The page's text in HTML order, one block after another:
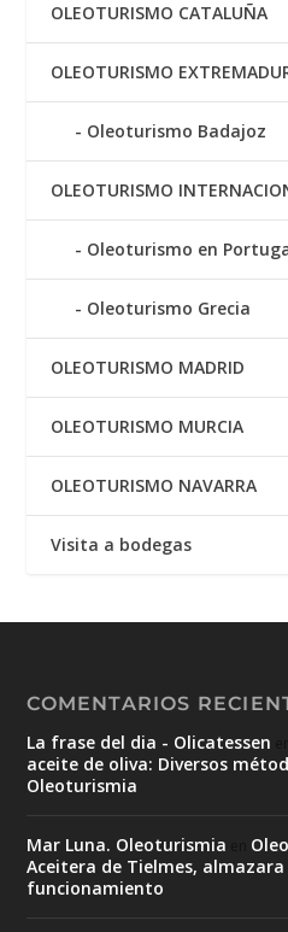
OLEOTURISMO CATALUÑA
OLEOTURISMO
Oleoturismo Badajoz
OLEOTURISMO
Oleoturismo en
Oleoturismo Grecia
OLEOTURISMO MADRID
OLEOTURISMO MURCIA
OLEOTURISMO NAVARRA
Visita a bodegas
COMENTARIOS
La frase del dia - Olicatessen
aceite de oliva: Diversos
Oleoturismia
Mar Luna. Oleoturismia
Aceitera de Tielmes,
funcionamiento